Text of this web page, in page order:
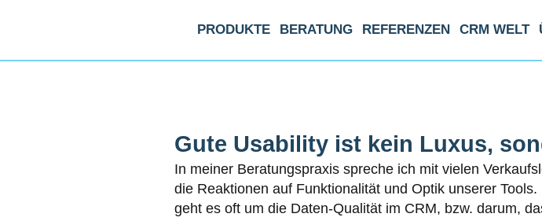
PRODUKTE BERATUNG REFERENZEN CRM WELT
Dorothee Gabor - Executive
Gute Usability ist kein Luxus,
In meiner Beratungspraxis spreche ich mit vielen
die Reaktionen auf Funktionalität und Optik unserer
geht es oft um die Daten-Qualität im CRM, bzw. darum,